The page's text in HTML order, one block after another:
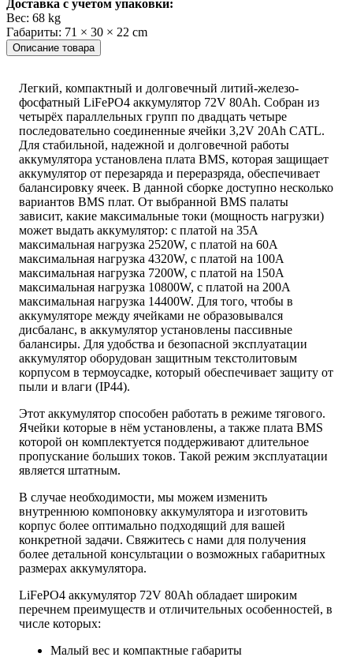
Доставка с учетом упаковки:
Вес: 68 kg
Габариты: 71 × 30 × 22 cm
Описание товара
Легкий, компактный и долговечный литий-железо-
фосфатный LiFePO4 аккумулятор 72V 80Ah. Собран из
четырёх параллельных групп по двадцать четыре
последовательно соединенные ячейки 3,2V 20Ah CATL.
Для стабильной, надежной и долговечной работы
аккумулятора установлена плата BMS, которая защищает
аккумулятор от перезаряда и переразряда, обеспечивает
балансировку ячеек. В данной сборке доступно несколько
вариантов BMS плат. От выбранной BMS палаты
зависит, какие максимальные токи (мощность нагрузки)
может выдать аккумулятор: с платой на 35A
максимальная нагрузка 2520W, с платой на 60A
максимальная нагрузка 4320W, с платой на 100A
максимальная нагрузка 7200W, с платой на 150A
максимальная нагрузка 10800W, с платой на 200A
максимальная нагрузка 14400W. Для того, чтобы в
аккумуляторе между ячейками не образовывался
дисбаланс, в аккумулятор установлены пассивные
балансиры. Для удобства и безопасной эксплуатации
аккумулятор оборудован защитным текстолитовым
корпусом в термоусадке, который обеспечивает защиту от
пыли и влаги (IP44).
Этот аккумулятор способен работать в режиме тягового.
Ячейки которые в нём установлены, а также плата BMS
которой он комплектуется поддерживают длительное
пропускание больших токов. Такой режим эксплуатации
является штатным.
В случае необходимости, мы можем изменить
внутреннюю компоновку аккумулятора и изготовить
корпус более оптимально подходящий для вашей
конкретной задачи. Свяжитесь с нами для получения
более детальной консультации о возможных габаритных
размерах аккумулятора.
LiFePO4 аккумулятор 72V 80Ah обладает широким
перечнем преимуществ и отличительных особенностей, в
числе которых:
Малый вес и компактные габариты